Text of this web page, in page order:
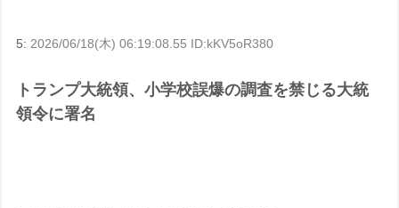
5:2026/06/18(木) 06:19:08.55 ID:kKV5oR380
トランプ大統領、小学校誤爆の調査を禁じる大統
領令に署名